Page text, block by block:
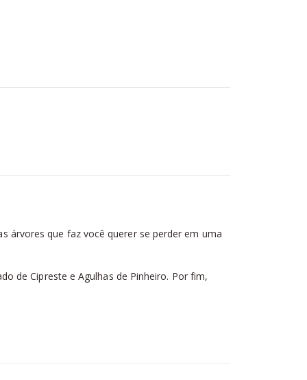
árvores que faz você querer se perder em uma
de Cipreste e Agulhas de Pinheiro. Por fim,